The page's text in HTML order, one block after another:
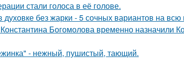
стали голоса в её голове.
духовке без жарки - 5 сочных вариантов на
Богомолова временно назначили
- нежный, пушистый, тающий.